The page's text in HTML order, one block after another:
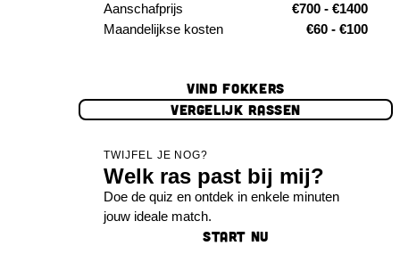
Aanschafprijs
€700 - €1400
Maandelijkse kosten
€60 - €100
VIND FOKKERS
VERGELIJK RASSEN
TWIJFEL JE NOG?
Welk ras past bij mij?
Doe de quiz en ontdek in enkele minuten
jouw ideale match.
START NU